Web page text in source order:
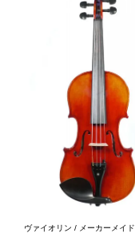
ヴァイオリン / メーカーメイド